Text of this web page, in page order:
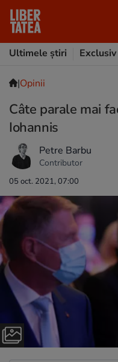
Ultimele știri
Exclusiv
|Opinii
Câte parale mai
Iohannis
Petre Barbu
Contributor
05 oct. 2021, 07:00